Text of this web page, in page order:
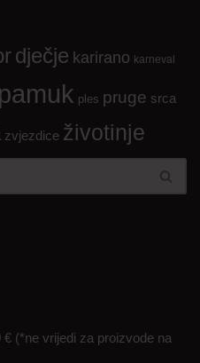
dječje karirano karneval
pamuk ples pruge srca
zvjezdice životinje
(*ne vrijedi za proizvode na